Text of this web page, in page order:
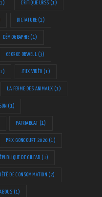
CRITIQUE URSS (1)
DICTATURE (1)
DÉMOGRAPHIE (1)
GEORGE ORWELL (3)
JEUX VIDÉO (1)
LA FERME DES ANIMAUX (1)
(1)
PATRIARCAT (1)
PRIX GONCOURT 2020 (1)
DE GILEAD (1)
DE CONSOMMATION (2)
(1)